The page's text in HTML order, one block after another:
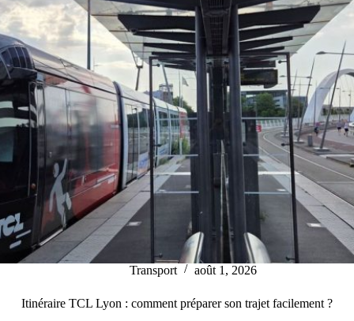
Transport août 1, 2026
Itinéraire TCL Lyon : comment préparer son trajet facilement ?